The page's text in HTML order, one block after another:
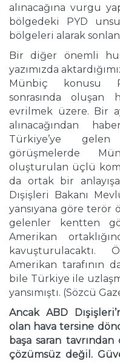
alınacağına vurgu
bölgedeki PYD
bölgeleri alarak
Bir diğer önemli
yazımızda
Münbiç konusu
sonrasında oluşan
evrilmek üzere. Bir
alınacağından
Türkiye’ye
görüşmelerde
oluşturulan üçlü
da ortak bir anlayışa
Dışişleri Bakanı
yansıyana göre terör
gelenler kentten
Amerikan
kavuşturulacaktı.
Amerikan tarafının
bile Türkiye ile
yansımıştı. (Sözcü
Ancak ABD
olan hava tersine
başa saran tavrından
çözümsüz değil.